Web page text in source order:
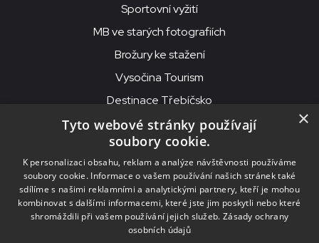
Sportovní vyžití
MB ve starých fotografiích
Brožury ke stažení
Vysočina Tourism
Destinace Třebíčsko
© 2026MKS Beseda Mor. Budějovice
MKS Beseda, příspěvková organizace, Purcnerova 62, 676 02
Moravské Budějovice
IČO: 00091758, DIČ: CZ00091758, ID datové schránky: chjn2kd
×
Tyto webové stránky používají
soubory cookie.
K personalizaci obsahu, reklam a analýze návštěvnosti používáme
soubory cookie. Informace o vašem používání našich stránek také
sdílíme s našimi reklamními a analytickými partnery, kteří je mohou
kombinovat s dalšími informacemi, které jste jim poskytli nebo které
shromáždili při vašem používání jejich služeb. Zásady ochrany
osobních údajů